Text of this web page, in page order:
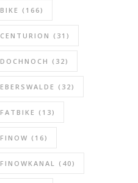
BIKE (166)
CENTURION (31)
DOCHNOCH (32)
EBERSWALDE (32)
FATBIKE (13)
FINOW (16)
FINOWKANAL (40)